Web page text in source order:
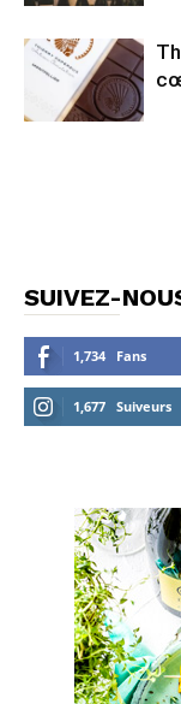
SUIVEZ-
1,734 Fans
1,677 Suiveurs